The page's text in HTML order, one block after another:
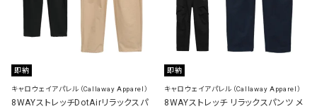
即納
キャロウェイアパレル（Callaway Apparel）
8WAYストレッチDotAirリラックスパ
即納
キャロウェイアパレル（Callaway Apparel）
8WAYストレッチ リラックスパンツ メ